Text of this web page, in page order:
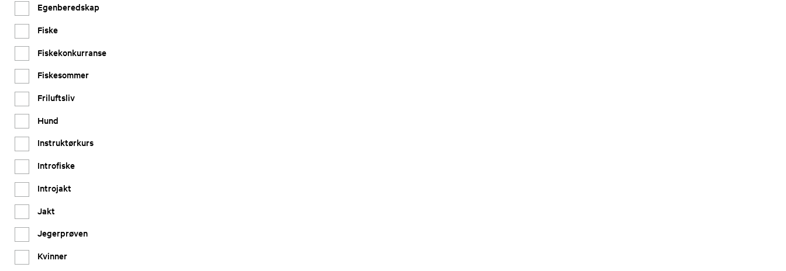
Egenberedskap
Fiske
Fiskekonkurranse
Fiskesommer
Friluftsliv
Hund
Instruktørkurs
Introfiske
Introjakt
Jakt
Jegerprøven
Kvinner